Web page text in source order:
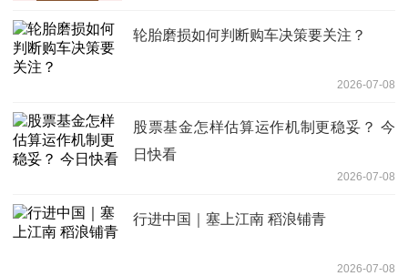
轮胎磨损如何判断购车决策要关注？
2026-07-08
股票基金怎样估算运作机制更稳妥？ 今
日快看
2026-07-08
行进中国｜塞上江南 稻浪铺青
2026-07-08